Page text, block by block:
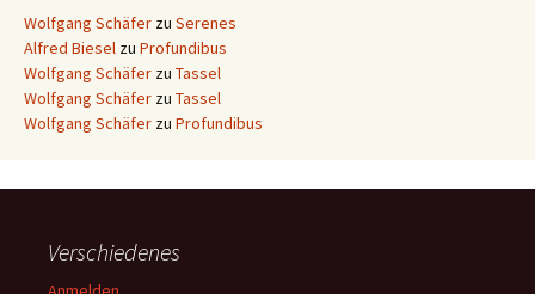
Wolfgang Schäfer zu Serenes
Alfred Biesel zu Profundibus
Wolfgang Schäfer zu Tassel
Wolfgang Schäfer zu Tassel
Wolfgang Schäfer zu Profundibus
Verschiedenes